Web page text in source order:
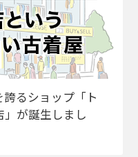
るショップ「ト
」が誕生しまし